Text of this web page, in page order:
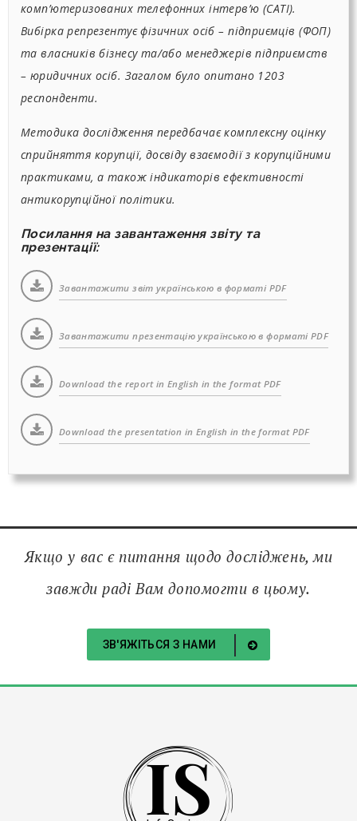
комп’ютеризованих телефонних інтерв’ю (CATI).
Вибірка репрезентує фізичних осіб – підприємців (ФОП)
та власників бізнесу та/або менеджерів підприємств
– юридичних осіб. Загалом було опитано 1203
респонденти.
Методика дослідження передбачає комплексну оцінку
сприйняття корупції, досвіду взаємодії з корупційними
практиками, а також індикаторів ефективності
антикорупційної політики.
Посилання на завантаження звіту та
презентації:
Завантажити звіт українською в форматі PDF
Завантажити презентацію українською в форматі PDF
Download the report in English in the format PDF
Download the presentation in English in the format PDF
Якщо у вас є питання щодо досліджень, ми
завжди раді Вам допомогти в цьому.
ЗВ'ЯЖІТЬСЯ З НАМИ